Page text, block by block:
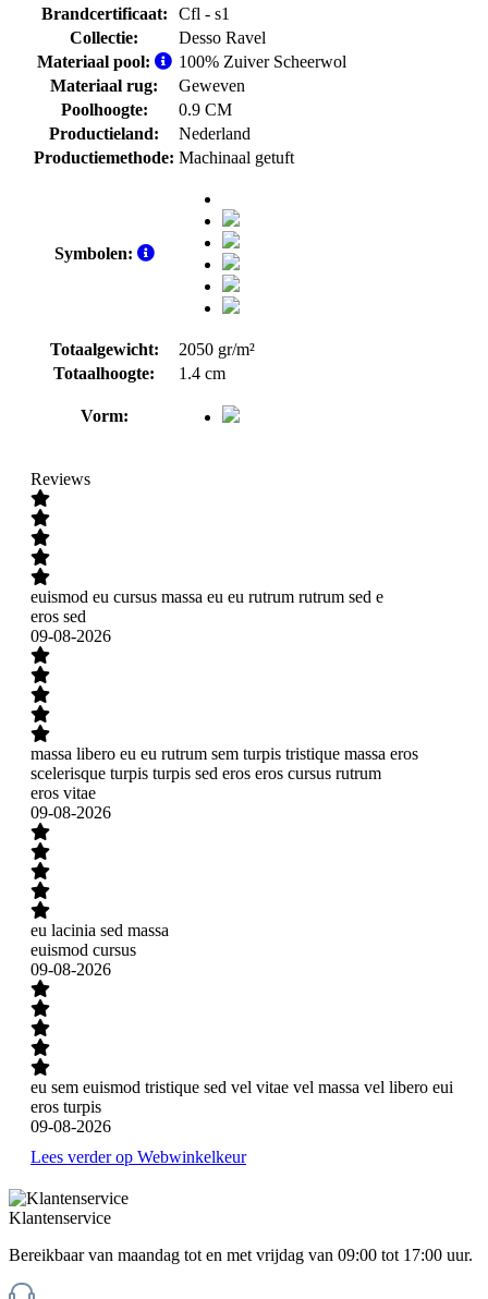
Brandcertificaat:
Cfl - s1
Collectie:
Desso Ravel
Materiaal pool:
100% Zuiver Scheerwol
Materiaal rug:
Geweven
Poolhoogte:
0.9 CM
Productieland:
Nederland
Productiemethode: Machinaal getuft
Symbolen:
Totaalgewicht:
2050 gr/m²
Totaalhoogte:
1.4 cm
Vorm:
Reviews
euismod eu cursus massa eu eu rutrum rutrum sed e
eros sed
09-08-2026
massa libero eu eu rutrum sem turpis tristique massa eros
scelerisque turpis turpis sed eros eros cursus rutrum
eros vitae
09-08-2026
eu lacinia sed massa
euismod cursus
09-08-2026
eu sem euismod tristique sed vel vitae vel massa vel libero eui
eros turpis
09-08-2026
Lees verder op Webwinkelkeur
Klantenservice
Bereikbaar van maandag tot en met vrijdag van 09:00 tot 17:00 uur.